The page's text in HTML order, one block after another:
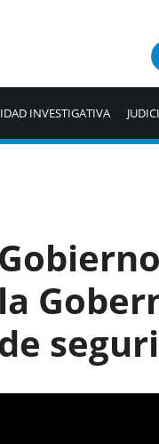
INVESTIGATIVA
la